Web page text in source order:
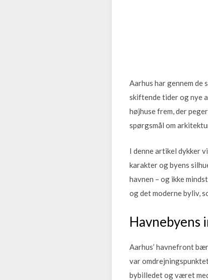
Aarhus har gennem
skiftende tider og nye
højhuse frem, der
spørgsmål om
I denne artikel dykker
karakter og byens
havnen – og ikke
og det moderne byliv,
Havnebyens
Aarhus’ havnefront
var
bybilledet og været